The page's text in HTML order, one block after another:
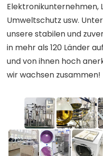
Umweltschutz usw.
unsere stabilen und
in mehr als 120 Länder
und von ihnen hoch
wir wachsen zusammen!